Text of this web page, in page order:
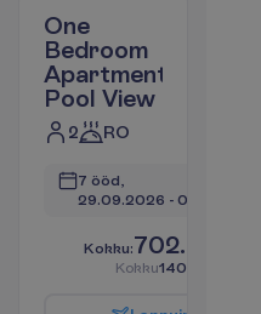
One
Bedroom
Apartment
Pool View
2 RO
7 ööd,
29.09.2026 - 06.10.2026
Kokku:702.70
Kokku1405.41